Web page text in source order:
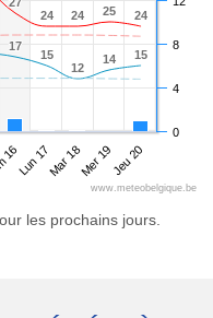
24
24 24
24 25
25 24
24
17
17
15
15
12
12
14
14 15
15
16Lun 17Mar 18Mer 19Jeu 20
0
4
8
www.meteobelgique.be
les prochains jours.